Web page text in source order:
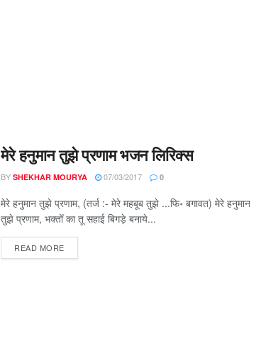
मेरे हनुमान तुझे प्रणाम भजन लिरिक्स
BY SHEKHAR MOURYA 07/03/2017 0
मेरे हनुमान तुझे प्रणाम, (तर्ज :- मेरे महबूब तुझे ...फि॰ बगावत) मेरे हनुमान
तुझे प्रणाम, भक्तोँ का तू सहाई बिगड़े बनाये...
READ MOREDETAILS